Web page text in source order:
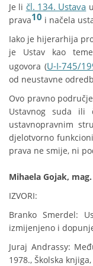
Je li čl. 134. Ustava
prava10 i načela
Iako je hijerarhija
je Ustav kao
ugovora (U-I-745/
od neustavne
Ovo pravno
Ustavnog suda ili
ustavnopravnim
djelotvorno
prava ne smije, ni
Mihaela Gojak,
IZVORI:
Branko Smerdel:
izmijenjeno i
Juraj Andrassy:
1978., Školska knjiga,